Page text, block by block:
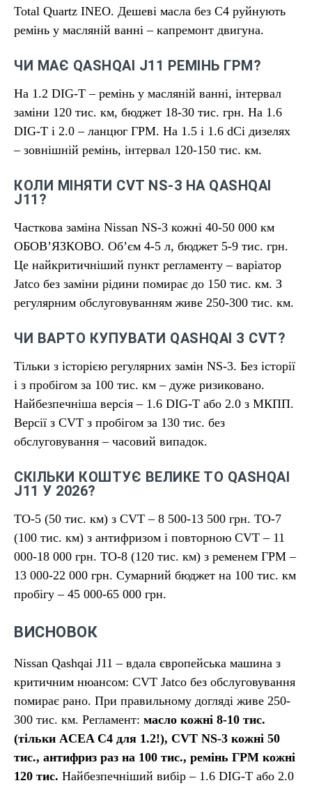
Total Quartz INEO. Дешеві масла без C4 руйнують
ремінь у масляній ванні – капремонт двигуна.
ЧИ МАЄ QASHQAI J11 РЕМІНЬ ГРМ?
На 1.2 DIG-T – ремінь у масляній ванні, інтервал
заміни 120 тис. км, бюджет 18-30 тис. грн. На 1.6
DIG-T і 2.0 – ланцюг ГРМ. На 1.5 і 1.6 dCi дизелях
– зовнішній ремінь, інтервал 120-150 тис. км.
КОЛИ МІНЯТИ CVT NS-3 НА QASHQAI
J11?
Часткова заміна Nissan NS-3 кожні 40-50 000 км
ОБОВ’ЯЗКОВО. Об’єм 4-5 л, бюджет 5-9 тис. грн.
Це найкритичніший пункт регламенту – варіатор
Jatco без заміни рідини помирає до 150 тис. км. З
регулярним обслуговуванням живе 250-300 тис. км.
ЧИ ВАРТО КУПУВАТИ QASHQAI З CVT?
Тільки з історією регулярних замін NS-3. Без історії
і з пробігом за 100 тис. км – дуже ризиковано.
Найбезпечніша версія – 1.6 DIG-T або 2.0 з МКПП.
Версії з CVT з пробігом за 130 тис. без
обслуговування – часовий випадок.
СКІЛЬКИ КОШТУЄ ВЕЛИКЕ ТО QASHQAI
J11 У 2026?
ТО-5 (50 тис. км) з CVT – 8 500-13 500 грн. ТО-7
(100 тис. км) з антифризом і повторною CVT – 11
000-18 000 грн. ТО-8 (120 тис. км) з ременем ГРМ –
13 000-22 000 грн. Сумарний бюджет на 100 тис. км
пробігу – 45 000-65 000 грн.
ВИСНОВОК
Nissan Qashqai J11 – вдала європейська машина з
критичним нюансом: CVT Jatco без обслуговування
помирає рано. При правильному догляді живе 250-
300 тис. км. Регламент: масло кожні 8-10 тис.
(тільки ACEA C4 для 1.2!), CVT NS-3 кожні 50
тис., антифриз раз на 100 тис., ремінь ГРМ кожні
120 тис. Найбезпечніший вибір – 1.6 DIG-T або 2.0